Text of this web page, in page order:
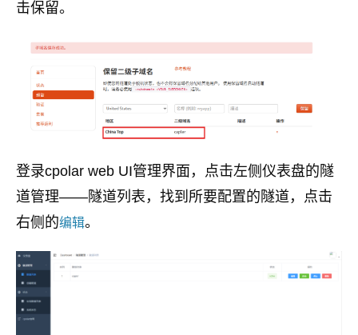
击保留。
登录cpolar web UI管理界面，点击左侧仪表盘的隧
道管理——隧道列表，找到所要配置的隧道，点击
右侧的编辑。